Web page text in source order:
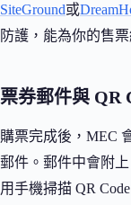
SiteGround或
防護，能為你的售
票券郵件與 QR
購票完成後，MEC
郵件。郵件中會附
用手機掃描 QR